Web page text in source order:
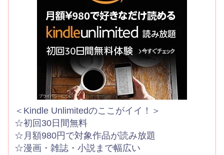
＜Kindle Unlimitedのここがイイ！＞
☆初回30日間無料
☆月額980円で対象作品が読み放題
☆漫画・雑誌・小説まで幅広い